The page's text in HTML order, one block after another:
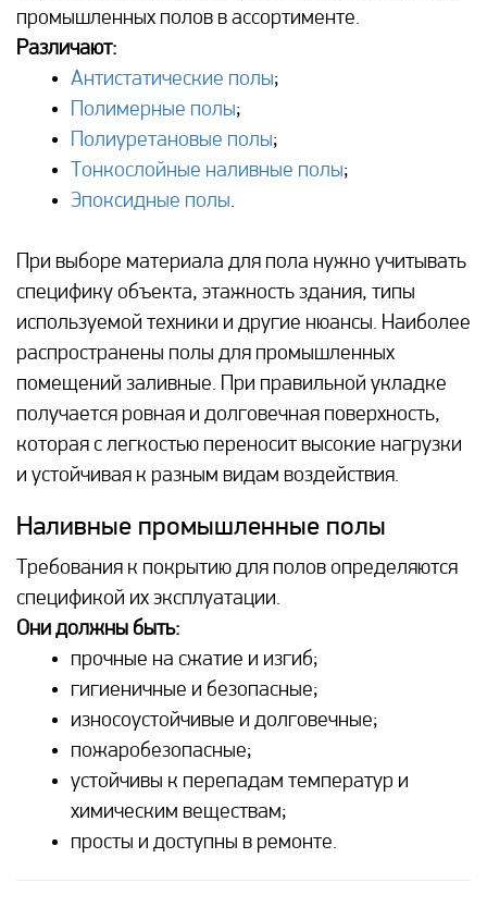
промышленных полов в ассортименте.
Различают:
Антистатические полы;
Полимерные полы;
Полиуретановые полы;
Тонкослойные наливные полы;
Эпоксидные полы.
При выборе материала для пола нужно учитывать
специфику объекта, этажность здания, типы
используемой техники и другие нюансы. Наиболее
распространены полы для промышленных
помещений заливные. При правильной укладке
получается ровная и долговечная поверхность,
которая с легкостью переносит высокие нагрузки
и устойчивая к разным видам воздействия.
Наливные промышленные полы
Требования к покрытию для полов определяются
спецификой их эксплуатации.
Они должны быть:
прочные на сжатие и изгиб;
гигиеничные и безопасные;
износоустойчивые и долговечные;
пожаробезопасные;
устойчивы к перепадам температур и
химическим веществам;
просты и доступны в ремонте.